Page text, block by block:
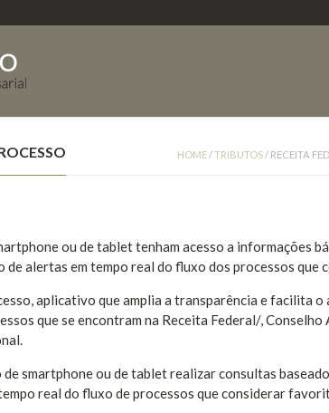
HOME/TRIBUTOS/ RECEITA
ou de tablet tenham acesso a informações
de alertas em tempo real do fluxo dos processos
aplicativo que amplia a transparência e facilita o
que se encontram na Receita Federal/,
smartphone ou de tablet realizar consultas
real do fluxo de processos que considerar